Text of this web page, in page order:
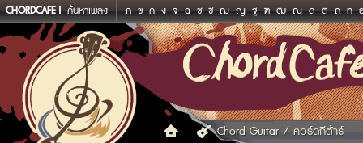
CHORDCAFE ค้นหาเพลง ก ข ค ง จ ฉ ช ซ ฌ ญ ฐ ฑ ฒ ณ ด ต ถ ท
Chord Guitar / คอร์ดกีต้าร์